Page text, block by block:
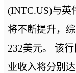
(INTC.US)与英
将不断提升，
232美元。 该
业收入将分别